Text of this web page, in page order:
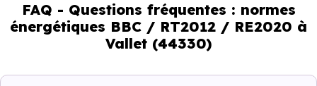
En résumé :
l’immobilier neuf
FAQ - Questions fréquentes : normes
énergétiques BBC / RT2012 / RE2020 à
Vallet (44330)